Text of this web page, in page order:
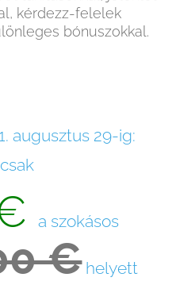
kérdezz-felelek
bónuszokkal.
augusztus 29-ig:
csak
a szokásos
€helyett